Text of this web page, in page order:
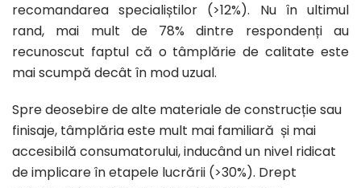
recomandarea specialiștilor (>12%). Nu în ultimul
rand, mai mult de 78% dintre respondenți au
recunoscut faptul că o tâmplărie de calitate este
mai scumpă decât în mod uzual.
Spre deosebire de alte materiale de construcție sau
finisaje, tâmplăria este mult mai familiară și mai
accesibilă consumatorului, inducând un nivel ridicat
de implicare în etapele lucrării (>30%). Drept